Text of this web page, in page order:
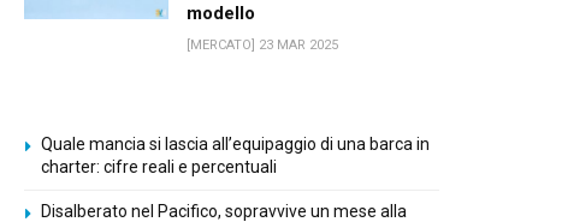
modello
[MERCATO] 23 MAR 2025
Quale mancia si lascia all’equipaggio di una barca in
charter: cifre reali e percentuali
Disalberato nel Pacifico, sopravvive un mese alla